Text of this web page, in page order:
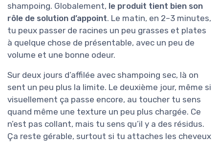
shampoing. Globalement, le produit tient bien son
rôle de solution d’appoint. Le matin, en 2–3 minutes,
tu peux passer de racines un peu grasses et plates
à quelque chose de présentable, avec un peu de
volume et une bonne odeur.
Sur deux jours d’affilée avec shampoing sec, là on
sent un peu plus la limite. Le deuxième jour, même si
visuellement ça passe encore, au toucher tu sens
quand même une texture un peu plus chargée. Ce
n’est pas collant, mais tu sens qu’il y a des résidus.
Ça reste gérable, surtout si tu attaches les cheveux